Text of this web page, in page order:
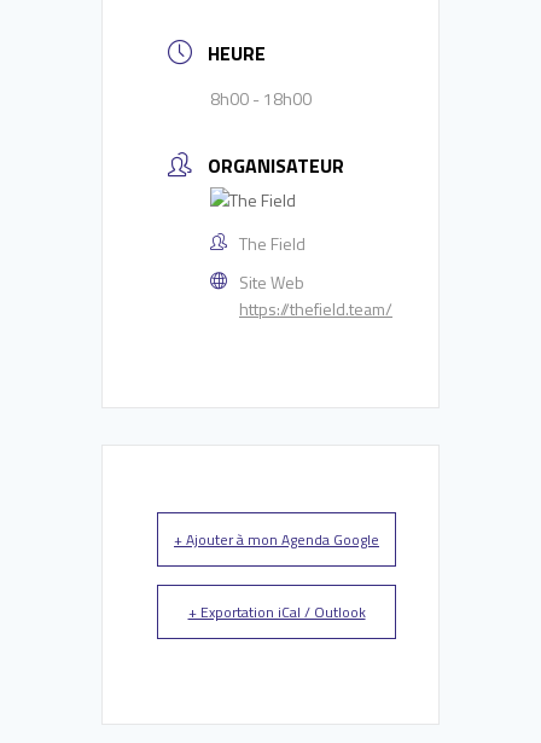
HEURE
8h00 - 18h00
ORGANISATEUR
The Field
Site Web
https://thefield.team/
+ Ajouter à mon Agenda Google
+ Exportation iCal / Outlook